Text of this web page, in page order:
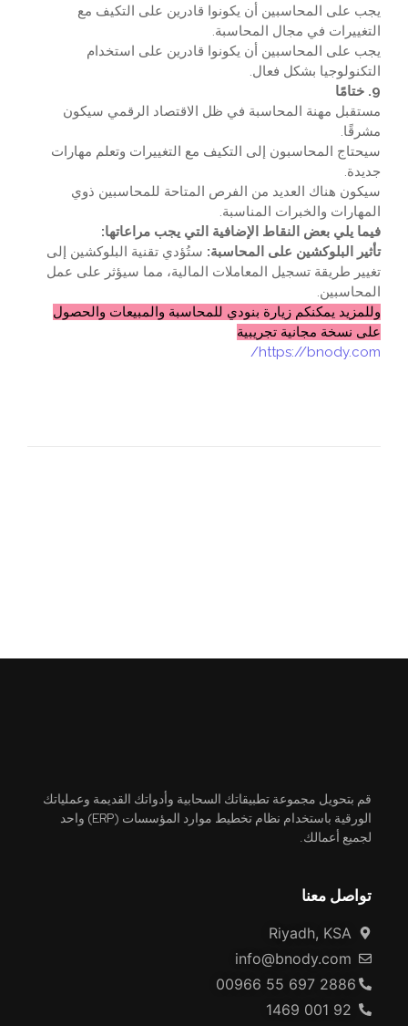
يجب على المحاسبين أن يكونوا قادرين على التكيف مع
التغييرات في مجال المحاسبة.
يجب على المحاسبين أن يكونوا قادرين على استخدام
التكنولوجيا بشكل فعال.
9. ختامًا
مستقبل مهنة المحاسبة في ظل الاقتصاد الرقمي سيكون
مشرقًا.
سيحتاج المحاسبون إلى التكيف مع التغييرات وتعلم مهارات
جديدة.
سيكون هناك العديد من الفرص المتاحة للمحاسبين ذوي
المهارات والخبرات المناسبة.
فيما يلي بعض النقاط الإضافية التي يجب مراعاتها:
تأثير البلوكشين على المحاسبة: ستُؤدي تقنية البلوكشين إلى
تغيير طريقة تسجيل المعاملات المالية، مما سيؤثر على عمل
المحاسبين.
وللمزيد يمكنكم زيارة بنودي للمحاسبة والمبيعات والحصول
على نسخة مجانية تجريبية
https://bnody.com/
قم بتحويل مجموعة تطبيقاتك السحابية وأدواتك القديمة وعملياتك
الورقية باستخدام نظام تخطيط موارد المؤسسات (ERP) واحد
لجميع أعمالك.
تواصل معنا
Riyadh, KSA
info@bnody.com
00966 55 697 2886
92 001 1469